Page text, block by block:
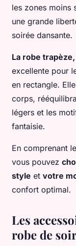
les zones moins
une grande
soirée dansante.
La robe trapèze,
excellente pour
en rectangle.
corps,
légers et les
fantaisie.
En comprenant
vous pouvez
style et votre
confort optimal.
Les
robe de